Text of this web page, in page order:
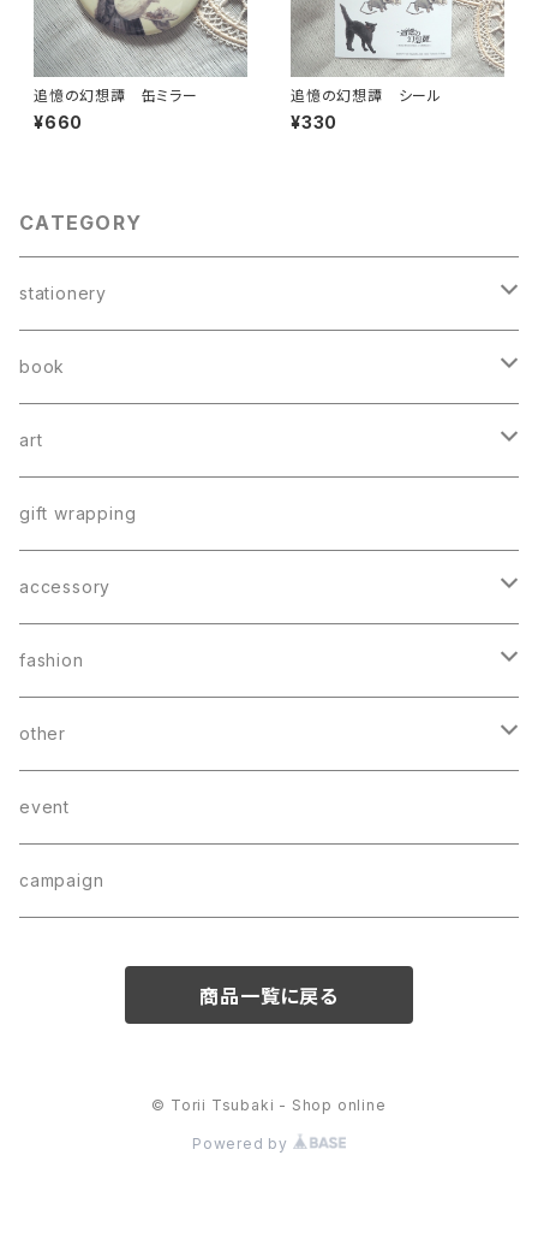
追憶の幻想譚 缶ミラー
¥660
追憶の幻想譚 シール
¥330
CATEGORY
stationery
card
greeting card
postcard
book mark
letter
memo
sticker
book
booklet
catalog
book mark
art
poster
gift wrapping
accessory
earring
charm
bracelet
hair accessory
fashion
bag
wear
other
CD
event
campaign
商品一覧に戻る
© Torii Tsubaki - Shop online
Powered by